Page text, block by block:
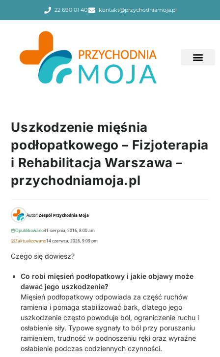
22 690 01 40 kontakt@przychodniamoja.pl
Uszkodzenie mięśnia
podłopatkowego – Fizjoterapia
i Rehabilitacja Warszawa –
przychodniamoja.pl
Autor:Zespół Przychodnia Moja
Opublikowano31 sierpnia, 2016, 8:00 am
Zaktualizowano14 czerwca, 2026, 9:09 pm
Czego się dowiesz?
Co robi mięsień podłopatkowy i jakie objawy może
dawać jego uszkodzenie?
Mięsień podłopatkowy odpowiada za część ruchów
ramienia i pomaga stabilizować bark, dlatego jego
uszkodzenie często powoduje ból, ograniczenie ruchu i
osłabienie siły. Typowe sygnały to ból przy poruszaniu
ramieniem, trudność w podnoszeniu ręki oraz wyraźne
osłabienie podczas codziennych czynności.